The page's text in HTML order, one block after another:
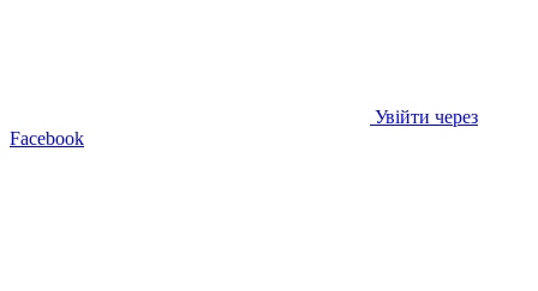
Увійти через
Facebook